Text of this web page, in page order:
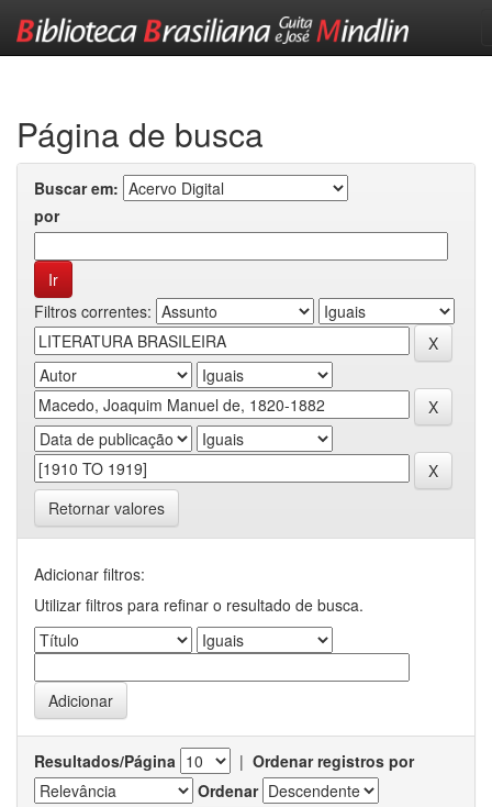
Página de busca
Buscar em:
por
Filtros correntes:
Retornar valores
Adicionar filtros:
Utilizar filtros para refinar o resultado de busca.
Resultados/Página | Ordenar registros por
Ordenar